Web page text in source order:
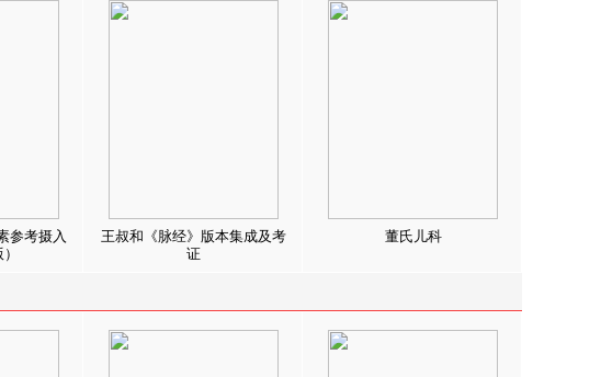
参考摄入
王叔和《脉经》版本集成及考
证
董氏儿科